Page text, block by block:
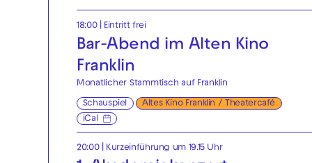
18:00| Eintritt frei
Bar-Abend im Alten Kino
Franklin
Monatlicher Stammtisch auf Franklin
Schauspiel
Altes Kino Franklin / Theatercafé
iCal
20:00 | Kurzeinführung um 19.15 Uhr